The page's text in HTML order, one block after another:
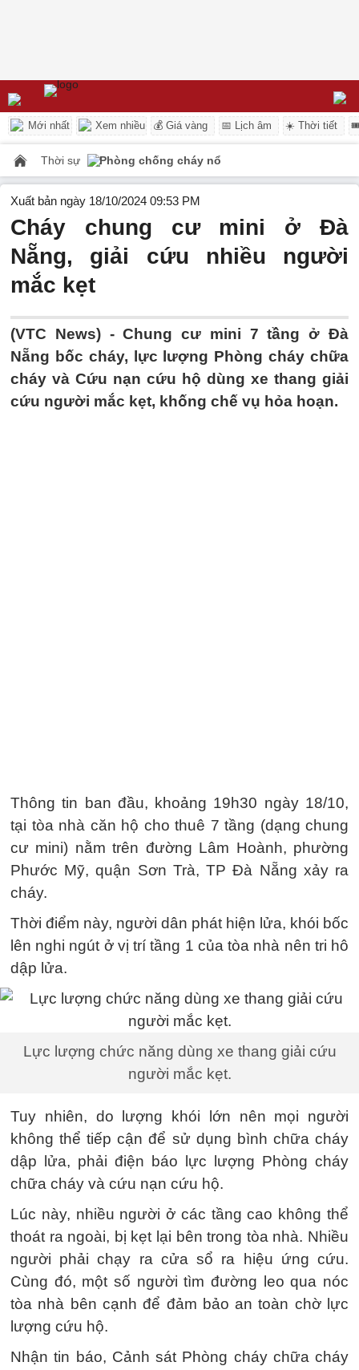
Mới nhất Xem nhiều 💰 Giá vàng 📅 Lịch âm ☀️ Thời tiết
Thời sự Phòng chống cháy nổ
Xuất bản ngày 18/10/2024 09:53 PM
Cháy chung cư mini ở Đà
Nẵng, giải cứu nhiều người
mắc kẹt
(VTC News) -Chung cư mini 7 tầng ở Đà
Nẵng bốc cháy, lực lượng Phòng cháy chữa
cháy và Cứu nạn cứu hộ dùng xe thang giải
cứu người mắc kẹt, khống chế vụ hỏa hoạn.
Thông tin ban đầu, khoảng 19h30 ngày 18/10,
tại tòa nhà căn hộ cho thuê 7 tầng (dạng chung
cư mini) nằm trên đường Lâm Hoành, phường
Phước Mỹ, quận Sơn Trà, TP Đà Nẵng xảy ra
cháy.
Thời điểm này, người dân phát hiện lửa, khói bốc
lên nghi ngút ở vị trí tầng 1 của tòa nhà nên tri hô
dập lửa.
Lực lượng chức năng dùng xe thang giải cứu
người mắc kẹt.
Tuy nhiên, do lượng khói lớn nên mọi người
không thể tiếp cận để sử dụng bình chữa cháy
dập lửa, phải điện báo lực lượng Phòng cháy
chữa cháy và cứu nạn cứu hộ.
Lúc này, nhiều người ở các tầng cao không thể
thoát ra ngoài, bị kẹt lại bên trong tòa nhà. Nhiều
người phải chạy ra cửa sổ ra hiệu ứng cứu.
Cùng đó, một số người tìm đường leo qua nóc
tòa nhà bên cạnh để đảm bảo an toàn chờ lực
lượng cứu hộ.
Nhận tin báo, Cảnh sát Phòng cháy chữa cháy